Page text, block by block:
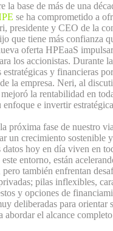
la base de más de una
se ha comprometido a
presidente y CEO de la
que tiene más confianza
oferta HPEaaS
los accionistas. Durante
y financieras
la empresa. Neri, al
la rentabilidad en
e invertir
próxima fase de nuestro
un crecimiento sostenible
hoy en día viven en
entorno, están
también enfrentan
pilas inflexibles,
y opciones de
deliberadas para
el alcance